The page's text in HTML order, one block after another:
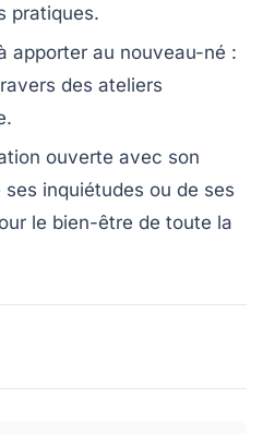
pratiques.
apporter au nouveau-né :
des ateliers
ouverte avec son
ses inquiétudes ou de ses
le bien-être de toute la